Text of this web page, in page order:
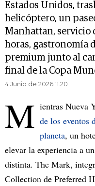
Estados Unidos,
helicóptero, un
Manhattan, servicio
horas, gastronomía
premium junto al
final de la Copa
4 Junio de 2026 11.20
M ientras Nueva
de los eventos
planeta, un
elevar la experiencia a
distinta. The Mark,
Collection de Preferred